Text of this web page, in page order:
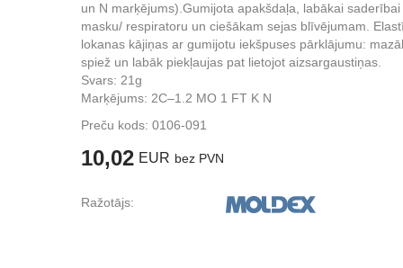
un N marķējums).Gumijota apakšdaļa, labākai saderībai
masku/ respiratoru un ciešākam sejas blīvējumam.
lokanas kājiņas ar gumijotu iekšpuses pārklājumu:
spiež un labāk piekļaujas pat lietojot aizsargaustiņas.
Svars: 21g
Marķējums: 2C–1.2 MO 1 FT K N
Preču kods: 0106-091
10,02 EUR bez PVN
Ražotājs: